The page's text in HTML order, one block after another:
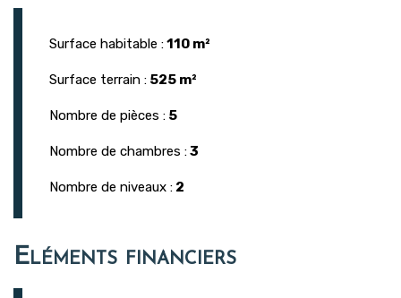
Surface habitable :110 m²
Surface terrain : 525 m²
Nombre de pièces : 5
Nombre de chambres :3
Nombre de niveaux : 2
Eléments financiers